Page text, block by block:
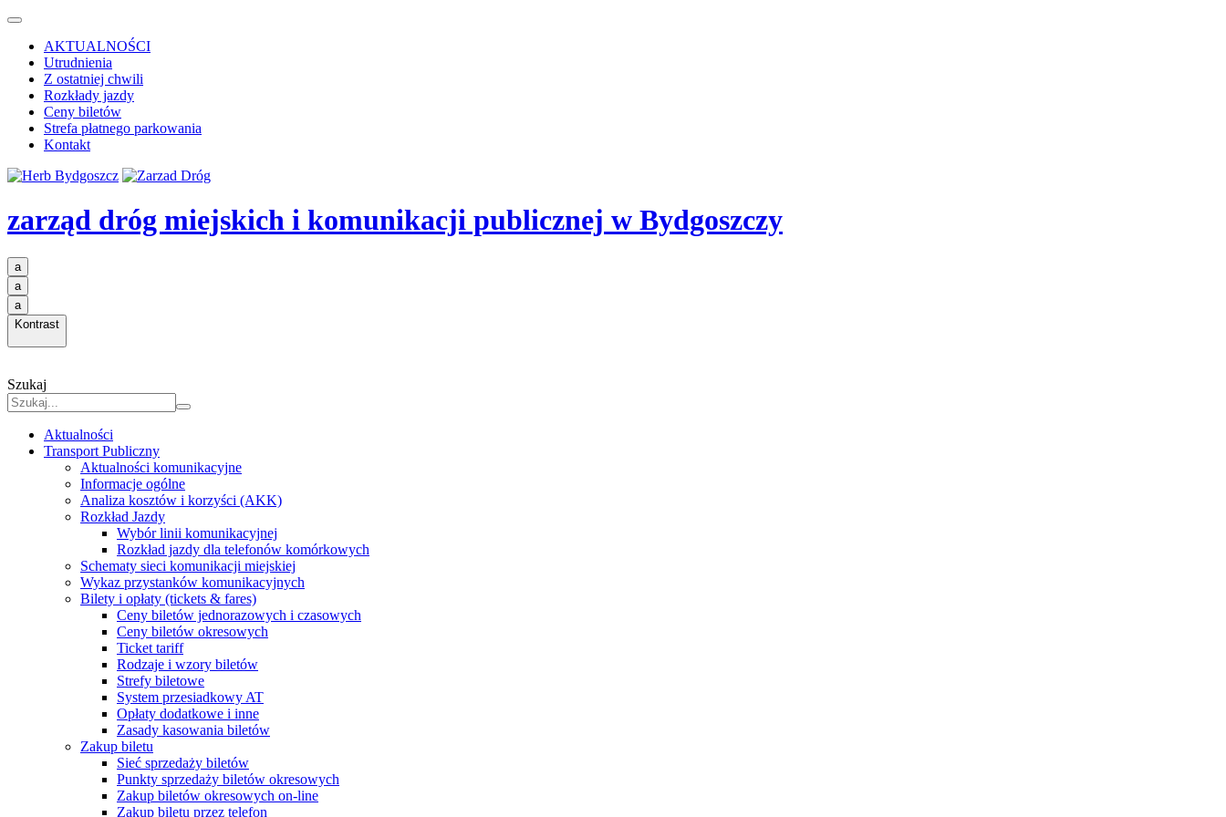
AKTUALNOŚCI
Utrudnienia
Z ostatniej chwili
Rozkłady jazdy
Ceny biletów
Strefa płatnego parkowania
Kontakt
zarząd dróg miejskich i komunikacji publicznej w Bydgoszczy
a
a
a
Kontrast
Szukaj
Aktualności
Transport Publiczny
Aktualności komunikacyjne
Informacje ogólne
Analiza kosztów i korzyści (AKK)
Rozkład Jazdy
Wybór linii komunikacyjnej
Rozkład jazdy dla telefonów komórkowych
Schematy sieci komunikacji miejskiej
Wykaz przystanków komunikacyjnych
Bilety i opłaty (tickets & fares)
Ceny biletów jednorazowych i czasowych
Ceny biletów okresowych
Ticket tariff
Rodzaje i wzory biletów
Strefy biletowe
System przesiadkowy AT
Opłaty dodatkowe i inne
Zasady kasowania biletów
Zakup biletu
Sieć sprzedaży biletów
Punkty sprzedaży biletów okresowych
Zakup biletów okresowych on-line
Zakup biletu przez telefon